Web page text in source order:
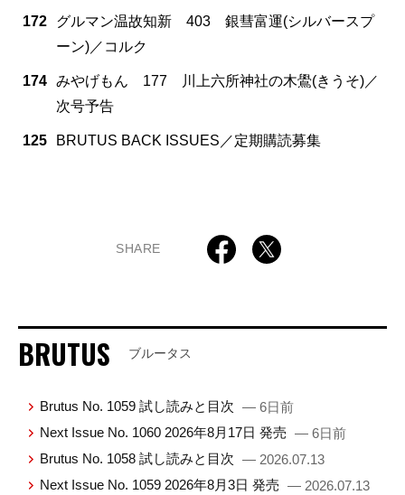
172
グルマン温故知新 403 銀彗富運(シルバースプ
ーン)／コルク
174 みやげもん 177 川上六所神社の木鷽(きうそ)／
次号予告
125 BRUTUS BACK ISSUES／定期購読募集
SHARE
BRUTUS ブルータス
Brutus No. 1059 試し読みと目次 — 6日前
Next Issue No. 1060 2026年8月17日 発売 — 6日前
Brutus No. 1058 試し読みと目次 — 2026.07.13
Next Issue No. 1059 2026年8月3日 発売 — 2026.07.13